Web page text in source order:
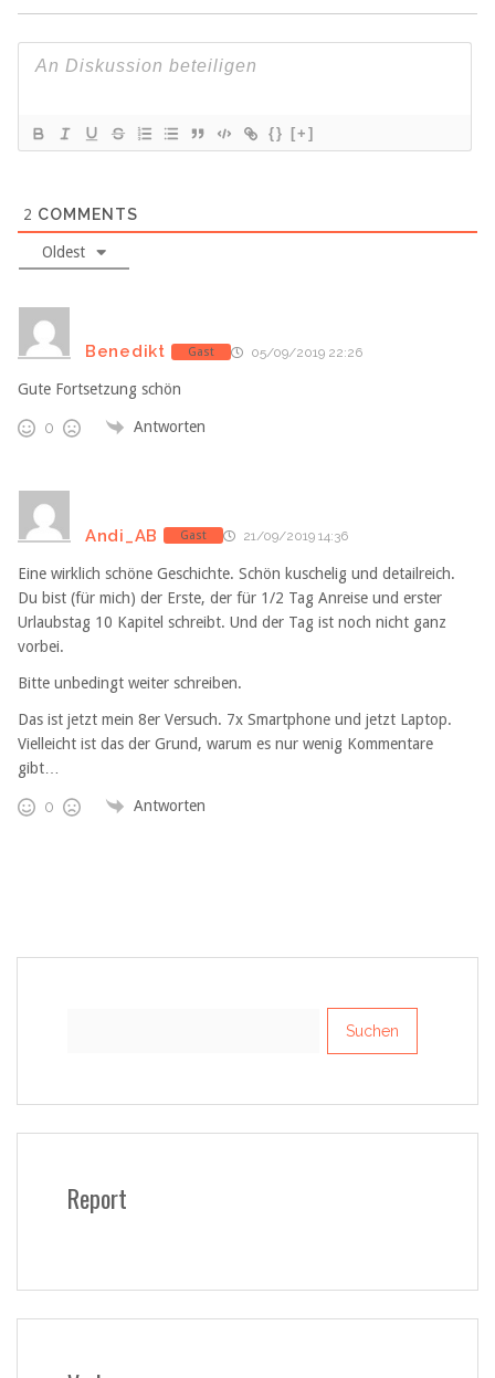
{} [+]
2 COMMENTS
Oldest
Benedikt Gast 05/09/2019 22:26
Gute Fortsetzung schön
0 Antworten
Andi_AB Gast 21/09/2019 14:36
Eine wirklich schöne Geschichte. Schön kuschelig und detailreich.
Du bist (für mich) der Erste, der für 1/2 Tag Anreise und erster
Urlaubstag 10 Kapitel schreibt. Und der Tag ist noch nicht ganz
vorbei.
Bitte unbedingt weiter schreiben.
Das ist jetzt mein 8er Versuch. 7x Smartphone und jetzt Laptop.
Vielleicht ist das der Grund, warum es nur wenig Kommentare
gibt…
0 Antworten
Report